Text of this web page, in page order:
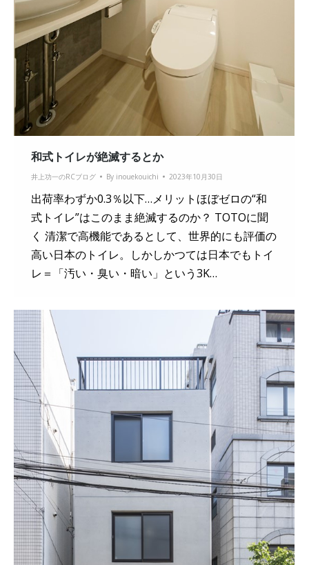
和式トイレが絶滅するとか
井上功一のRCブログ By inouekouichi 2023年10月30日
出荷率わずか0.3％以下…メリットほぼゼロの“和
式トイレ”はこのまま絶滅するのか？ TOTOに聞
く 清潔で高機能であるとして、世界的にも評価の
高い日本のトイレ。しかしかつては日本でもトイ
レ＝「汚い・臭い・暗い」という3K…